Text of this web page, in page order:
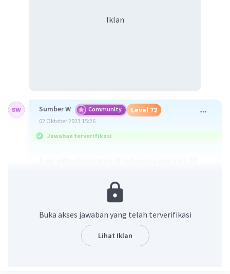
Iklan
Sumber W Community Level 72
02 Oktober 2023 15:26
Jawaban terverifikasi
Indonesia memiliki 17.500 pulau. 62% wilayah
Indonesia adalah perairan atau 6,32 juta km
sedangkan luas daratan adalah 1,91 juta km
Buka akses jawaban yang telah terverifikasi
Lihat Iklan